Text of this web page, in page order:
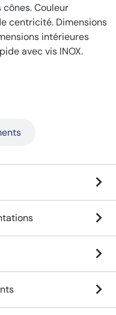
Couleur
centricité. Dimensions
intérieures
avec vis INOX.